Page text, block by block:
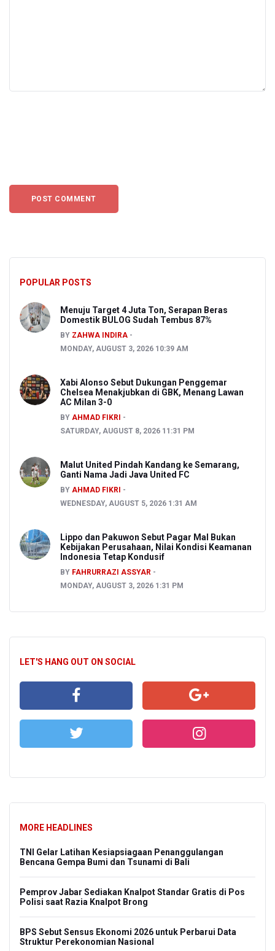
POPULAR POSTS
Menuju Target 4 Juta Ton, Serapan Beras
Domestik BULOG Sudah Tembus 87%
BY ZAHWA INDIRA
MONDAY, AUGUST 3, 2026 10:39 AM
Xabi Alonso Sebut Dukungan Penggemar
Chelsea Menakjubkan di GBK, Menang Lawan
AC Milan 3-0
BY AHMAD FIKRI
SATURDAY, AUGUST 8, 2026 11:31 PM
Malut United Pindah Kandang ke Semarang,
Ganti Nama Jadi Java United FC
BY AHMAD FIKRI
WEDNESDAY, AUGUST 5, 2026 1:31 AM
Lippo dan Pakuwon Sebut Pagar Mal Bukan
Kebijakan Perusahaan, Nilai Kondisi Keamanan
Indonesia Tetap Kondusif
BY FAHRURRAZI ASSYAR
MONDAY, AUGUST 3, 2026 1:31 PM
LET'S HANG OUT ON SOCIAL
MORE HEADLINES
TNI Gelar Latihan Kesiapsiagaan Penanggulangan
Bencana Gempa Bumi dan Tsunami di Bali
Pemprov Jabar Sediakan Knalpot Standar Gratis di Pos
Polisi saat Razia Knalpot Brong
BPS Sebut Sensus Ekonomi 2026 untuk Perbarui Data
Struktur Perekonomian Nasional